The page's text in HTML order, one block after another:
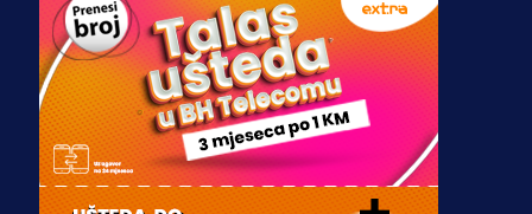
Zmajevi dobili veliko pojačanje:
Fudbaler Olympiacosa želi obući
dres BiH!
3 sedmica 3 dan
Premijer liga BiH